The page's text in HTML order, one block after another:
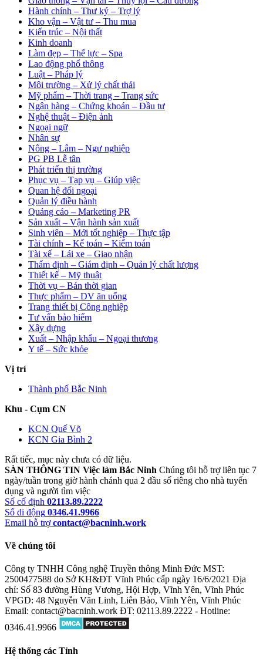
Hành chính – Thư ký – Trợ lý
Kho vận – Vật tư – Thu mua
Kiến trúc – Nội thất
Kinh doanh
Làm đẹp – Thể lực – Spa
Lao động phổ thông
Luật – Pháp lý
Môi trường – Xử lý chất thải
Mỹ phẩm – Thời trang – Trang sức
Ngân hàng – Chứng khoán – Đầu tư
Nghệ thuật – Điện ảnh
Ngoại ngữ
Nhân sự
Nông – Lâm – Ngư nghiệp
PG PB Lễ tân
Phát triển thị trường
Phục vụ – Tạp vụ – Giúp việc
Quan hệ đối ngoại
Quản lý điều hành
Quảng cáo – Marketing PR
Sản xuất – Vận hành sản xuất
Sinh viên – Mới tốt nghiệp – Thực tập
Tài chính – Kế toán – Kiểm toán
Tài xế – Lái xe – Giao nhận
Thẩm định – Giám định – Quản lý chất lượng
Thiết kế – Mỹ thuật
Thời vụ – Bán thời gian
Thực phẩm – DV ăn uống
Trang thiết bị Công nghiệp
Tư vấn bảo hiểm
Xây dựng
Xuất – Nhập khẩu – Ngoại thương
Y tế – Sức khỏe
Vị trí
Thành phố Bắc Ninh
Khu - Cụm CN
KCN Quế Võ
KCN Gia Bình 2
Rất tiếc, mục này chưa có dữ liệu.
SÀN THÔNG TIN Việc làm Bắc Ninh Chúng tôi hỗ trợ liên tục 7
ngày/tuần trong giờ hành chánh qua 2 đầu số riêng cho nhà tuyển
dụng và người tìm việc
Số cố định 02113.89.2222
Số di động 0346.41.9966
Email hỗ trợ contact@bacninh.work
Về chúng tôi
Công ty TNHH Công nghệ Truyền thông Minh Đức MST:
2500477588 do Sở KH&ĐT Vĩnh Phúc cấp ngày 16/6/2021 Địa
chỉ: Số 83 đường Hùng Vương, Hội Hợp, Vĩnh Yên, Vĩnh Phúc
VPGD: 48 Nguyễn Văn Linh, Liên Bảo, Vĩnh Yên, Vĩnh Phúc
Email: contact@bacninh.work ĐT: 02113.89.2222 - Hotline:
0346.41.9966
Hệ thống các Tỉnh